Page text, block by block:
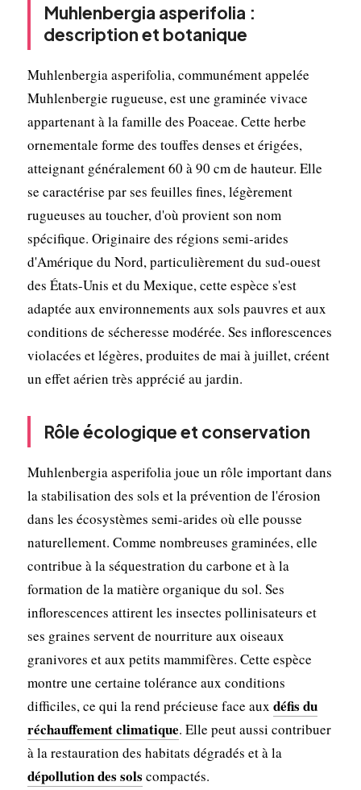
Muhlenbergia asperifolia :
description et botanique
Muhlenbergia asperifolia, communément appelée
Muhlenbergie rugueuse, est une graminée vivace
appartenant à la famille des Poaceae. Cette herbe
ornementale forme des touffes denses et érigées,
atteignant généralement 60 à 90 cm de hauteur. Elle
se caractérise par ses feuilles fines, légèrement
rugueuses au toucher, d'où provient son nom
spécifique. Originaire des régions semi-arides
d'Amérique du Nord, particulièrement du sud-ouest
des États-Unis et du Mexique, cette espèce s'est
adaptée aux environnements aux sols pauvres et aux
conditions de sécheresse modérée. Ses inflorescences
violacées et légères, produites de mai à juillet, créent
un effet aérien très apprécié au jardin.
Rôle écologique et conservation
Muhlenbergia asperifolia joue un rôle important dans
la stabilisation des sols et la prévention de l'érosion
dans les écosystèmes semi-arides où elle pousse
naturellement. Comme nombreuses graminées, elle
contribue à la séquestration du carbone et à la
formation de la matière organique du sol. Ses
inflorescences attirent les insectes pollinisateurs et
ses graines servent de nourriture aux oiseaux
granivores et aux petits mammifères. Cette espèce
montre une certaine tolérance aux conditions
difficiles, ce qui la rend précieuse face aux défis du
réchauffement climatique. Elle peut aussi contribuer
à la restauration des habitats dégradés et à la
dépollution des sols compactés.